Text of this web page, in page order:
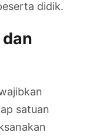
didik.
satuan